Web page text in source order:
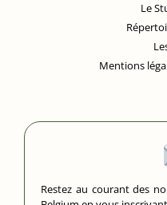
Le
Mentions
Restez au courant des